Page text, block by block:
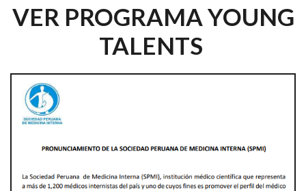
VER PROGRAMA YOUNG
TALENTS